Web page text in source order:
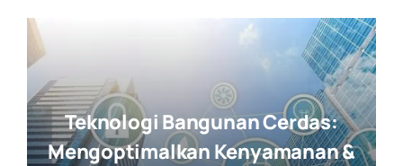
Teknologi Bangunan Cerdas:
Mengoptimalkan Kenyamanan &